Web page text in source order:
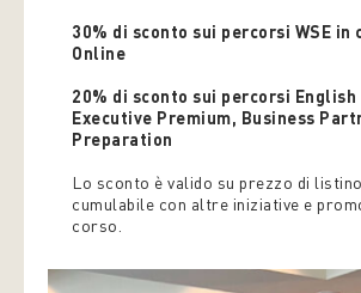
30% di sconto sui percorsi WSE in
Online
20% di sconto sui percorsi English
Executive Premium, Business
Preparation
Lo sconto è valido su prezzo di
cumulabile con altre iniziative e
corso.